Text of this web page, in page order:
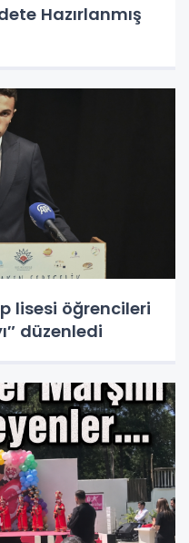
Hazırlanmış
lisesi öğrencileri
düzenledi